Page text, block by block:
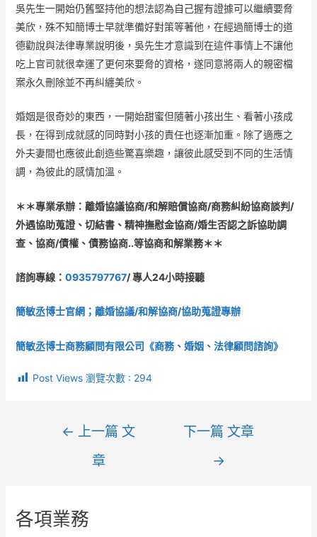
吳先生一開始仍舊堅持他的想法認為自己握有證據可以繼續要脅
美欣，殊不知簡博士早就準備好對策等著他，在經過簡博士的道
德勸說與法律專業說明後，吳先生才意識到在這件事情上不讓他
吃上官司就很幸運了更何來要脅的資格，遂同意將兩人的親密檔
案永久刪除並不再糾纏美欣。
婚姻是很奇妙的東西，一開始甜蜜但隨著小孩出生、看著小孩成
長，在得到成就感的同時對小孩的責任也逐漸加重。除了適應之
外夫妻間也應彼此創造些驚喜樂趣，讓彼此感受到不同的生活情
調，為彼此的感情加溫。
＊＊專業承辦：離婚協議協商/和解賠償協商/商務糾紛協商談判/
外遇協助蒐證、切結書、精神撫慰金協商/婚生否認之訴協助調
查、協商/債權、債務協商..等協商和解業務＊＊
諮詢專線： 0935797767/ 專人24小時接聽
簡敏丞博士官網；離婚協議/和解協商/協助蒐證專辦
簡敏丞博士商務顧問有限公司《商務、婚姻、法律顧問諮詢》
Post Views 瀏覽次數 : 294
← 上一篇 文
章
下一篇 文章
→
各項業務